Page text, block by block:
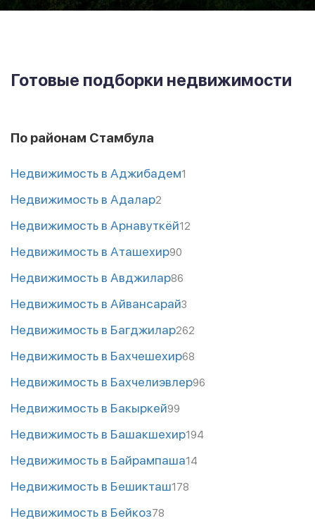
Готовые подборки недвижимости
По районам Стамбула
Недвижимость в Аджибадем1
Недвижимость в Адалар2
Недвижимость в Арнавуткёй12
Недвижимость в Аташехир90
Недвижимость в Авджилар86
Недвижимость в Айвансарай3
Недвижимость в Багджилар262
Недвижимость в Бахчешехир68
Недвижимость в Бахчелиэвлер96
Недвижимость в Бакыркей99
Недвижимость в Башакшехир194
Недвижимость в Байрампаша14
Недвижимость в Бешикташ178
Недвижимость в Бейкоз78